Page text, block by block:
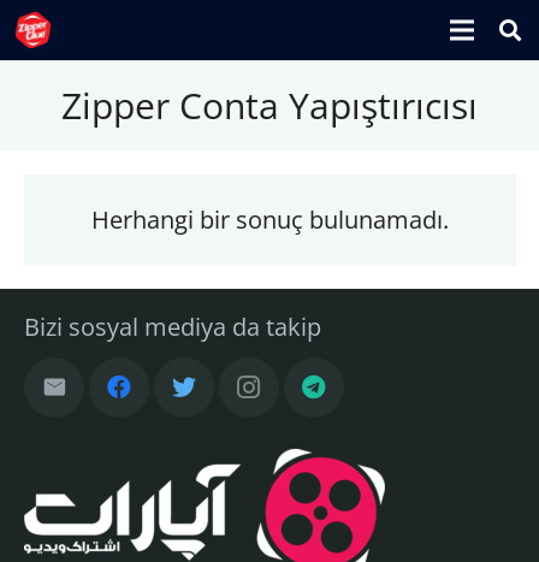
Zipper Conta Yapıştırıcısı
Herhangi bir sonuç bulunamadı.
Bizi sosyal mediya da takip